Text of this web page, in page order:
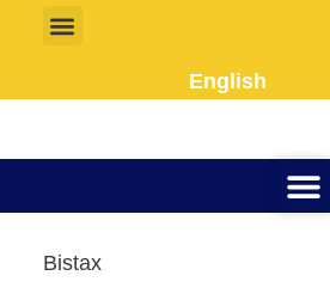
English